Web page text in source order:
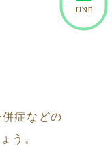
症などの
う。